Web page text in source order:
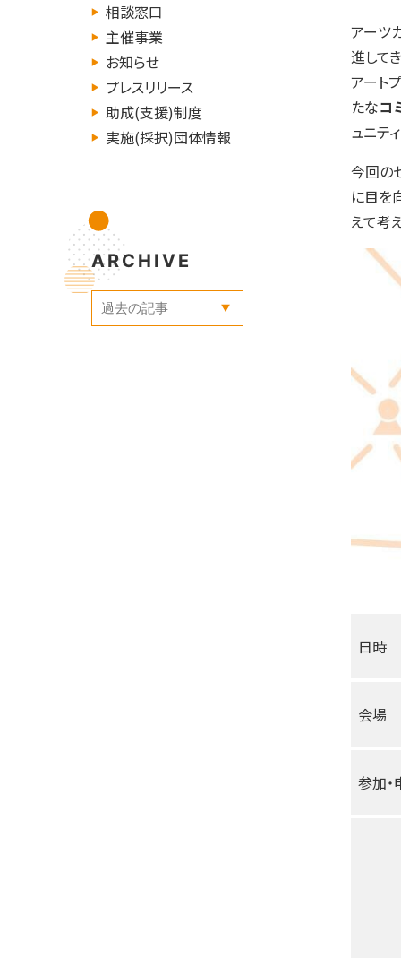
アーツ
進して
アート
たなコ
ュニテ
今回の
に目を
えて考
日時
会場
参加
相談窓口
主催事業
お知らせ
プレスリリース
助成(支援)制度
実施(採択)団体情報
ARCHIVE